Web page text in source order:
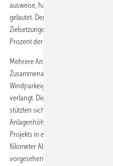
ausweise, hatte eine Überlegung auf
gelautet. Denn das Land verlangt
Zielsetzungen für die Energiewende
Prozent der Fläche Brandenburgs.
Mehrere Anti-Windkraft-
Zusammenarbeit mit weiteren
Windparkeignungsflächen Front
verlangt. Die offiziellen Einwände
stützten sich auf unterschiedlichste
Anlagenhöhen bis zur Gefährdung
Projekts in einem Dorf reichten: Die
Kilometer Abstand von der
vorgesehen nur 1.000 Meter, lautete